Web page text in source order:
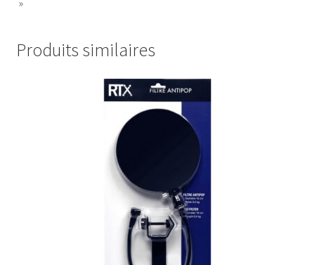
Produits similaires